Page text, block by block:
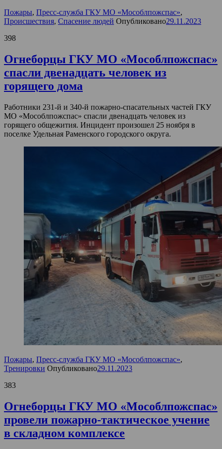
Пожары, Пресс-служба ГКУ МО «Мособлпожспас»,
Происшествия, Спасение людей Опубликовано29.11.2023
398
Огнеборцы ГКУ МО «Мособлпожспас»
спасли двенадцать человек из
горящего дома
Работники 231-й и 340-й пожарно-спасательных частей ГКУ
МО «Мособлпожспас» спасли двенадцать человек из
горящего общежития. Инцидент произошел 25 ноября в
поселке Удельная Раменского городского округа.
Пожары, Пресс-служба ГКУ МО «Мособлпожспас»,
Тренировки Опубликовано29.11.2023
383
Огнеборцы ГКУ МО «Мособлпожспас»
провели пожарно-тактическое учение
в складном комплексе